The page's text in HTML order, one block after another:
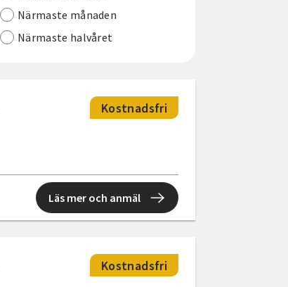
Närmaste månaden
Närmaste halvåret
Kostnadsfri
Läs mer och anmäl
Kostnadsfri